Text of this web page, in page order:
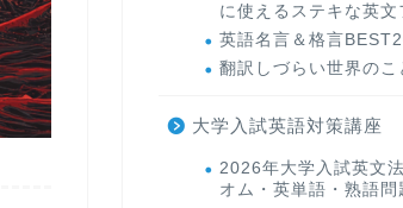
に使えるステキな英文
英語名言＆格言
翻訳しづらい世界のこ
大学入試英語対策講座
2026年大学入試英文
オム・英単語・熟語問